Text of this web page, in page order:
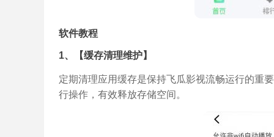
软件教程
1、【缓存清理维护】
定期清理应用缓存是保持飞瓜影视流畅运行的重
行操作，有效释放存储空间。